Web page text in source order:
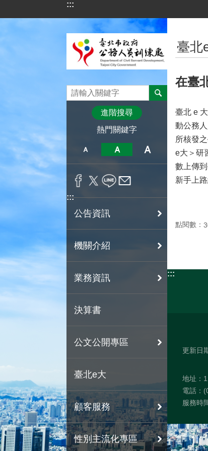
跳到主要內容區塊
:::
進階搜尋
熱門關鍵字
:::
公告資訊
機關介紹
業務資訊
決算書
公文公開專區
臺北e大
顧客服務
性別主流化專區
臺北
在臺
臺北 e
動公務
所核發
e大＞研
數上傳
新手上
點閱數：
:::
更新日
地址：
電話：
服務時